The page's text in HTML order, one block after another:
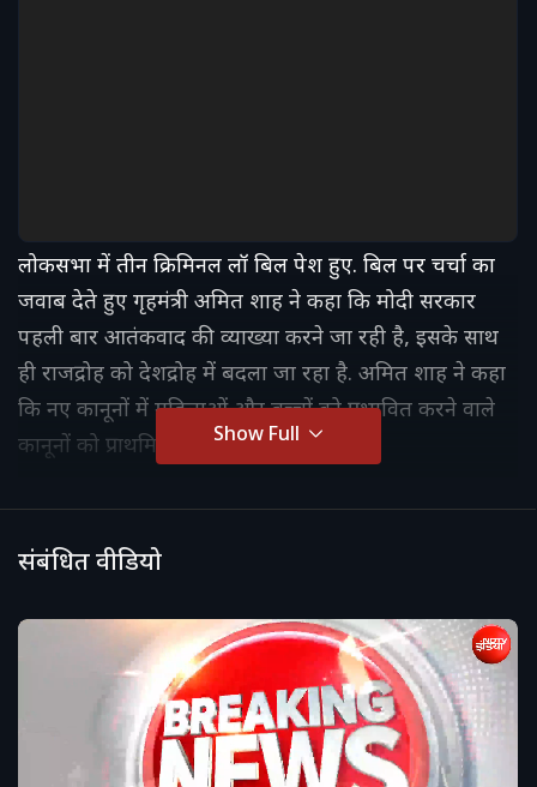
लोकसभा में तीन क्रिमिनल लॉ बिल पेश हुए. बिल पर चर्चा का
जवाब देते हुए गृहमंत्री अमित शाह ने कहा कि मोदी सरकार
पहली बार आतंकवाद की व्याख्या करने जा रही है, इसके साथ
ही राजद्रोह को देशद्रोह में बदला जा रहा है. अमित शाह ने कहा
कि नए कानूनों में महिलाओं और बच्चों को प्रभावित करने वाले
कानूनों को प्राथमिकता दी गई है.
Show Full
संबंधित वीडियो